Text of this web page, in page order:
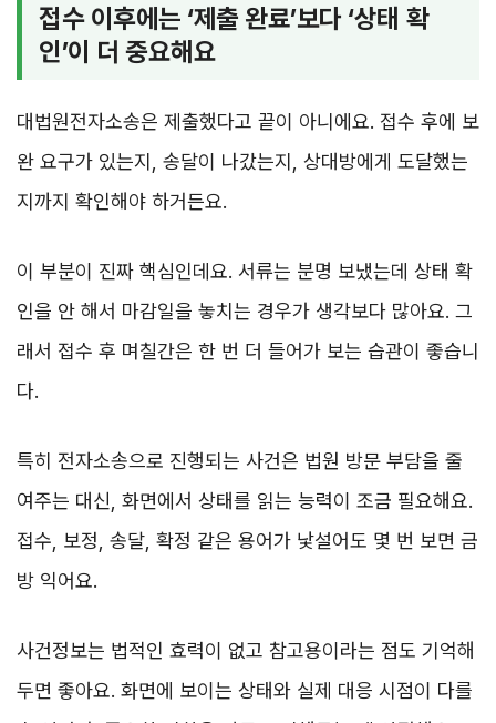
접수 이후에는 ‘제출 완료’보다 ‘상태 확
인’이 더 중요해요
대법원전자소송은 제출했다고 끝이 아니에요. 접수 후에 보
완 요구가 있는지, 송달이 나갔는지, 상대방에게 도달했는
지까지 확인해야 하거든요.
이 부분이 진짜 핵심인데요. 서류는 분명 보냈는데 상태 확
인을 안 해서 마감일을 놓치는 경우가 생각보다 많아요. 그
래서 접수 후 며칠간은 한 번 더 들어가 보는 습관이 좋습니
다.
특히 전자소송으로 진행되는 사건은 법원 방문 부담을 줄
여주는 대신, 화면에서 상태를 읽는 능력이 조금 필요해요.
접수, 보정, 송달, 확정 같은 용어가 낯설어도 몇 번 보면 금
방 익어요.
사건정보는 법적인 효력이 없고 참고용이라는 점도 기억해
두면 좋아요. 화면에 보이는 상태와 실제 대응 시점이 다를